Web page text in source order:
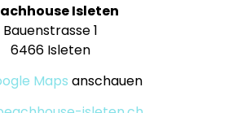
Isleten
Bauenstrasse 1
6466 Isleten
Maps anschauen